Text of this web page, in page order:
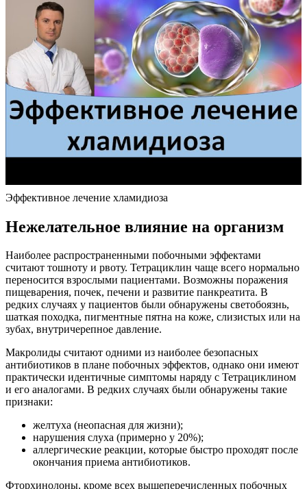
Эффективное лечение хламидиоза
Нежелательное влияние на организм
Наиболее распространенными побочными эффектами
считают тошноту и рвоту. Тетрациклин чаще всего нормально
переносится взрослыми пациентами. Возможны поражения
пищеварения, почек, печени и развитие панкреатита. В
редких случаях у пациентов были обнаружены светобоязнь,
шаткая походка, пигментные пятна на коже, слизистых или на
зубах, внутричерепное давление.
Макролиды считают одними из наиболее безопасных
антибиотиков в плане побочных эффектов, однако они имеют
практически идентичные симптомы наряду с Тетрациклином
и его аналогами. В редких случаях были обнаружены такие
признаки:
желтуха (неопасная для жизни);
нарушения слуха (примерно у 20%);
аллергические реакции, которые быстро проходят после
окончания приема антибиотиков.
Фторхинолоны, кроме всех вышеперечисленных побочных